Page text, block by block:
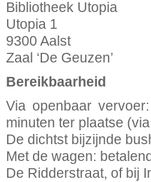
Bibliotheek Utopia
Utopia 1
9300 Aalst
Zaal ‘De Geuzen’
Bereikbaarheid
Via openbaar
minuten ter plaatse
De dichtst bijzijnde
Met de wagen:
De Ridderstraat, of bij